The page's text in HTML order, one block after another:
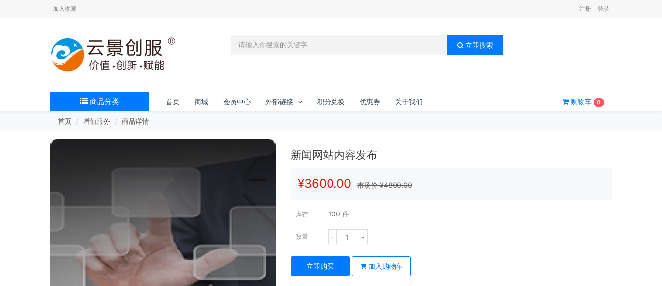
加入收藏 注册 登录
立即搜索
商品分类 首页 商城 会员中心 外部链接 积分兑换 优惠券 关于我们 购物车 0
首页 增值服务 商品详情
新闻网站内容发布
¥3600.00 市场价 ¥4800.00
库存 100 件
数量 - +
立即购买 加入购物车